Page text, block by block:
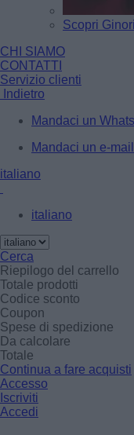
Scopri
CHI SIAMO
CONTATTI
Servizio clienti
Indietro
Mandaci un
Mandaci un e-mail
italiano
italiano
Cerca
Riepilogo del carrello
Totale prodotti
Codice sconto
Coupon
Spese di spedizione
Da calcolare
Totale
Continua a fare acquisti
Accesso
Iscriviti
Accedi